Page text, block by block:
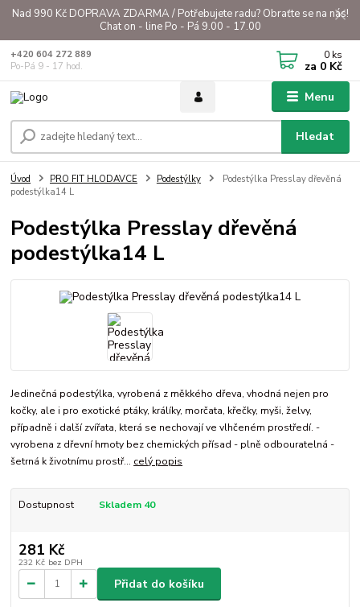
Nad 990 Kč DOPRAVA ZDARMA / Potřebujete radu? Obraťte se na nás!
Chat on - line Po - Pá 9.00 - 17.00
Menu
Hledat
+420 604 272 889
Po-Pá 9 - 17 hod.
0 ks
za 0 Kč
Úvod PRO FIT HLODAVCE Podestýlky
Podestýlka Presslay dřevěná
podestýlka14 L
Podestýlka Presslay dřevěná
podestýlka14 L
Jedinečná podestýlka, vyrobená z měkkého dřeva, vhodná nejen pro
kočky, ale i pro exotické ptáky, králíky, morčata, křečky, myši, želvy,
případně i další zvířata, která se nechovají ve vlhčeném prostředí. -
vyrobena z dřevní hmoty bez chemických přísad - plně odbouratelná -
šetrná k životnímu prostř... celý popis
Dostupnost Skladem 40
281 Kč
232 Kč bez DPH
Přidat do košíku